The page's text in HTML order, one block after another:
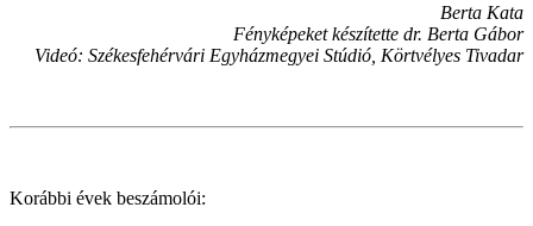
Berta Kata
Fényképeket készítette dr. Berta Gábor
Videó: Székesfehérvári Egyházmegyei Stúdió, Körtvélyes Tivadar
Korábbi évek beszámolói: